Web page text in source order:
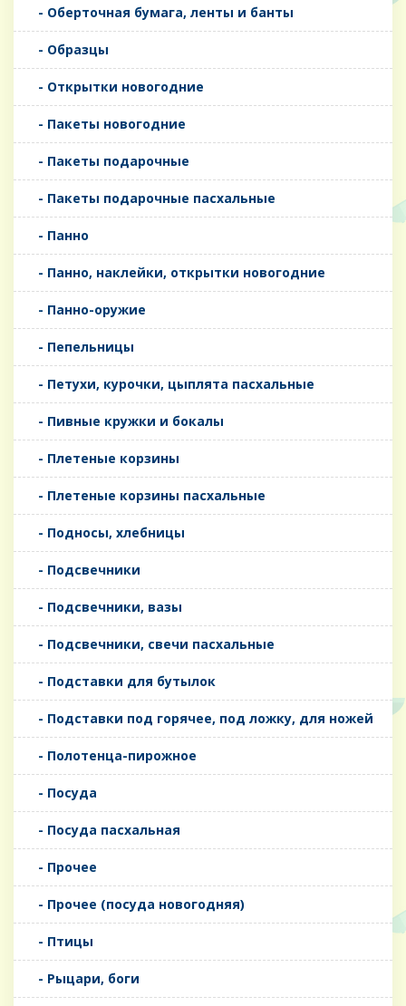
- Оберточная бумага, ленты и банты
- Образцы
- Открытки новогодние
- Пакеты новогодние
- Пакеты подарочные
- Пакеты подарочные пасхальные
- Панно
- Панно, наклейки, открытки новогодние
- Панно-оружие
- Пепельницы
- Петухи, курочки, цыплята пасхальные
- Пивные кружки и бокалы
- Плетеные корзины
- Плетеные корзины пасхальные
- Подносы, хлебницы
- Подсвечники
- Подсвечники, вазы
- Подсвечники, свечи пасхальные
- Подставки для бутылок
- Подставки под горячее, под ложку, для ножей
- Полотенца-пирожное
- Посуда
- Посуда пасхальная
- Прочее
- Прочее (посуда новогодняя)
- Птицы
- Рыцари, боги